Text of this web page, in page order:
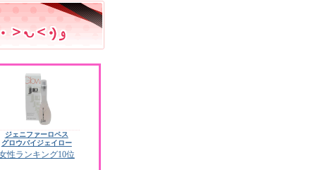
ジェニファーロペス
グロウバイジェイロー
性ランキング10位